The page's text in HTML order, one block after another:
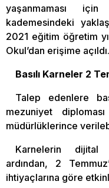
yaşanmaması
kademesindeki
2021 eğitim öğretim
Okul’dan erişime açıldı.
Basılı Karneler 2
Talep edenlere
mezuniyet
müdürlüklerince
Karnelerin dijital
ardından, 2
ihtiyaçlarına göre